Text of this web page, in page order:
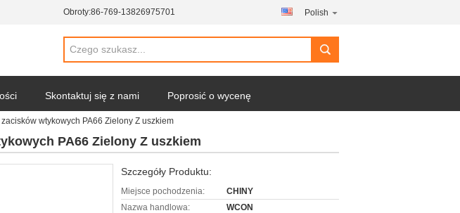
Obroty:86-769-13826975701 Polish
Skontaktuj się z nami Poprosić o wycenę
wtykowych PA66 Zielony Z uszkiem
PA66 Zielony Z uszkiem
Szczegóły Produktu:
Miejsce pochodzenia:
CHINY
Nazwa handlowa:
WCON